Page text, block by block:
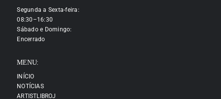
Segunda a Sexta-feira:
08:30–16:30
Sábado e Domingo:
Encerrado
MENU:
INÍCIO
NOTÍCIAS
ARTISTLIBROJ